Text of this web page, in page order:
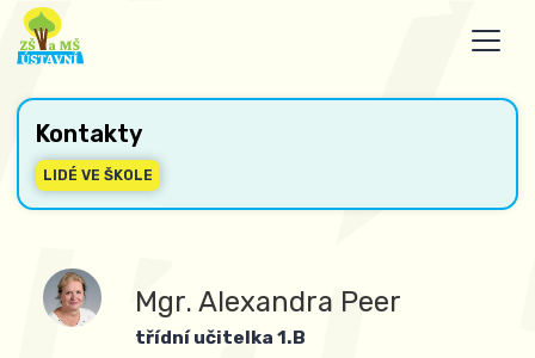
Kontakty
LIDÉ VE ŠKOLE
Mgr. Alexandra Peer
třídní učitelka 1.B